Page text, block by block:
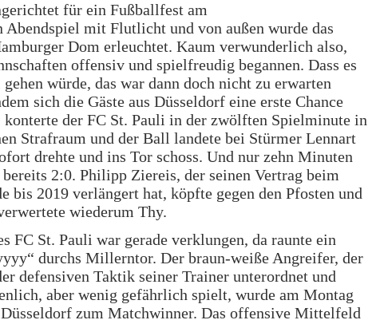
für ein Fußballfest am
mit Flutlicht und von außen wurde das
Dom erleuchtet. Kaum verwunderlich also,
offensiv und spielfreudig begannen. Dass es
würde, das war dann doch nicht zu erwarten
sich die Gäste aus Düsseldorf eine erste Chance
konterte der FC St. Pauli in der zwölften Spielminute in
Strafraum und der Ball landete bei Stürmer Lennart
drehte und ins Tor schoss. Und nur zehn Minuten
bereits 2:0. Philipp Ziereis, der seinen Vertrag beim
bis 2019 verlängert hat, köpfte gegen den Pfosten und
wiederum Thy.
FC St. Pauli war gerade verklungen, da raunte ein
durchs Millerntor. Der braun-weiße Angreifer, der
defensiven Taktik seiner Trainer unterordnet und
aber wenig gefährlich spielt, wurde am Montag
Düsseldorf zum Matchwinner. Das offensive Mittelfeld